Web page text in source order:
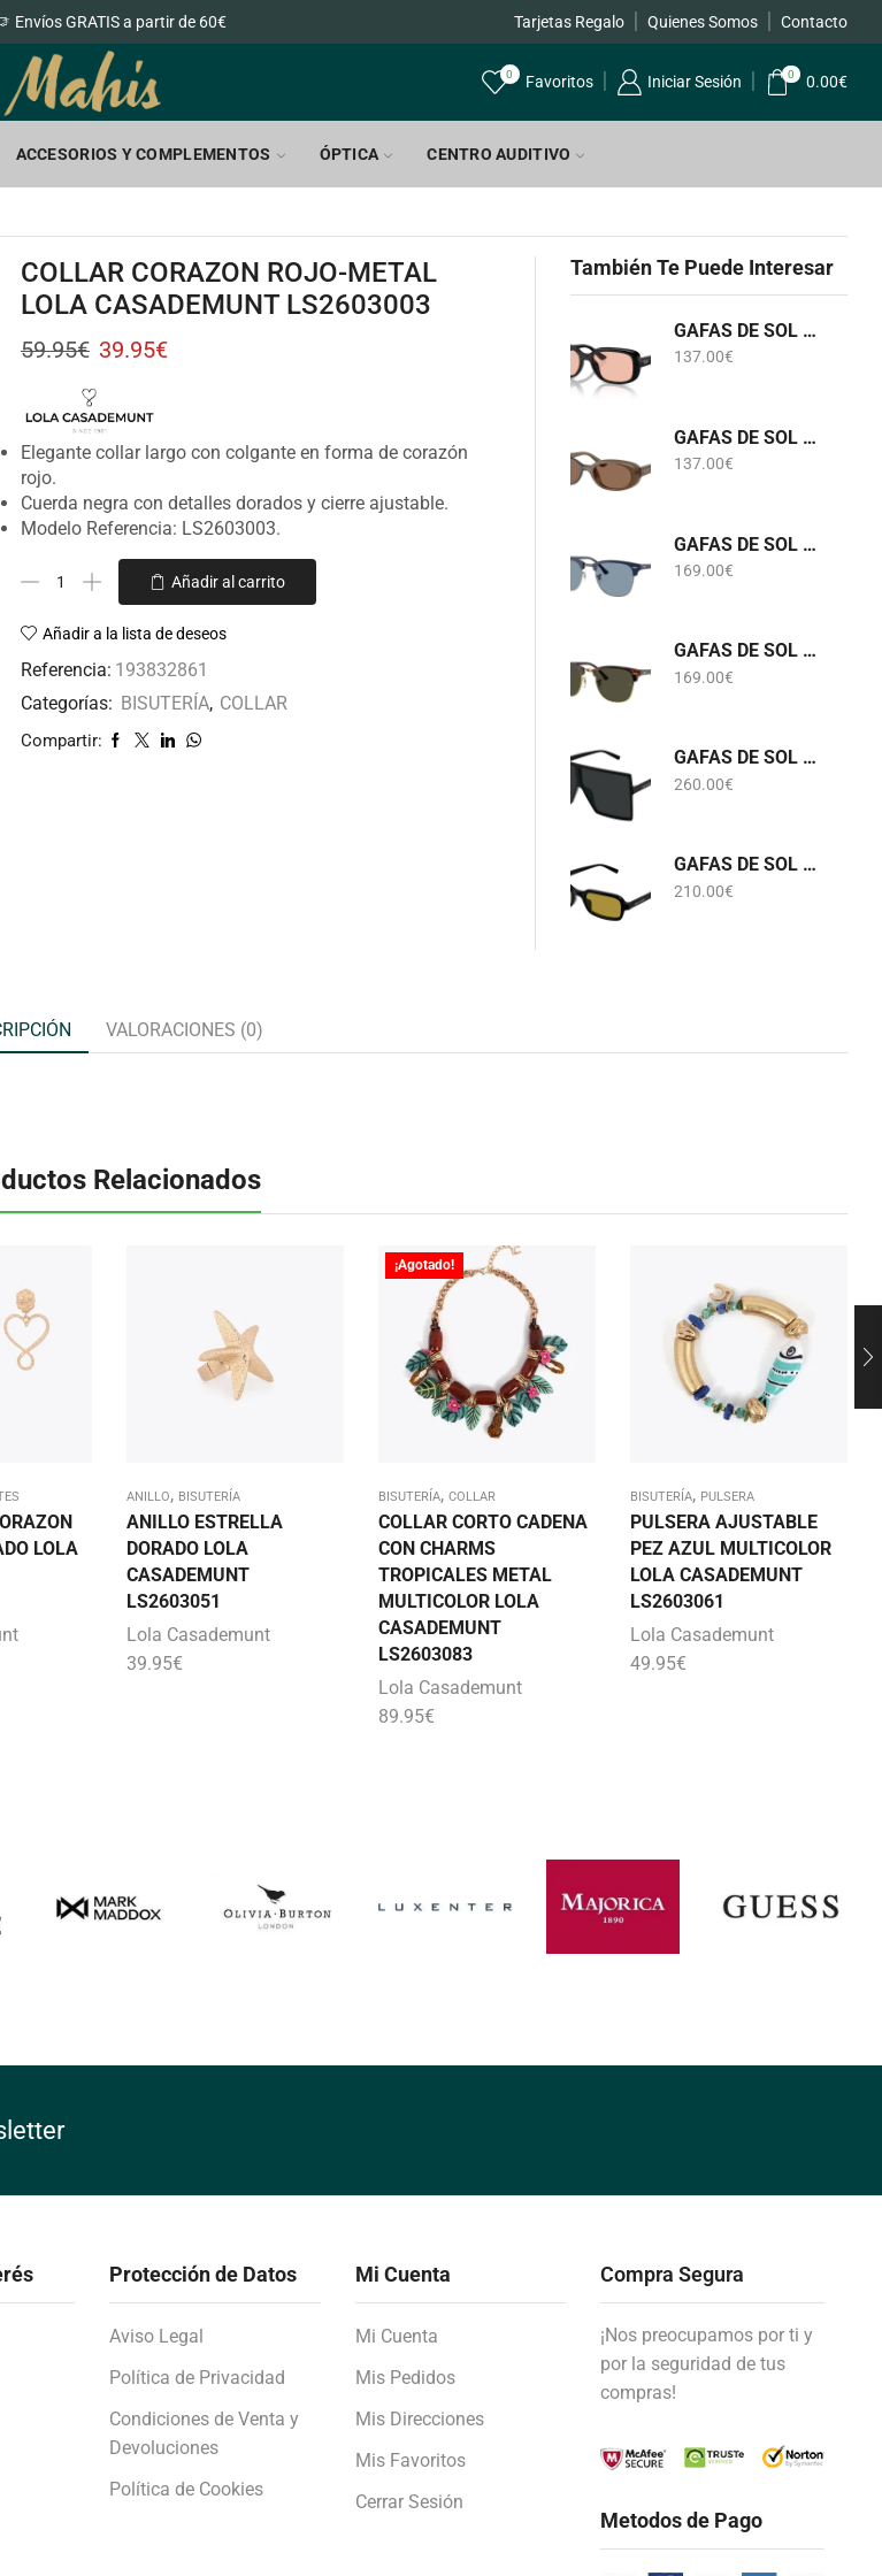
Envíos GRATIS a partir de 60€ Envíos GRATIS a
Tarjetas Regalo Quienes Somos Contacto
0 Favoritos Iniciar Sesión 0 0.00€
ACCESORIOS Y COMPLEMENTOS ÓPTICA CENTRO AUDITIVO
COLLAR CORAZON ROJO-METAL
LOLA CASADEMUNT LS2603003
59.95€ 39.95€
Elegante collar largo con colgante en forma de corazón
rojo.
Cuerda negra con detalles dorados y cierre ajustable.
Modelo Referencia: LS2603003.
Añadir al carrito
Añadir a la lista de deseos
Referencia: 193832861
Categorías: BISUTERÍA, COLLAR
Compartir:
También Te Puede Interesar
GAFAS DE SOL RB 4421D 6677/84 RAY-BAN
137.00€
GAFAS DE SOL RB 4441D 6779/73 RAY-BAN
137.00€
GAFAS DE SOL RB 3016 CLUBMASTER 6879/56 RAY-BAN
169.00€
GAFAS DE SOL RB 3016 CLUBMASTER W0366 RAY-BAN
169.00€
GAFAS DE SOL SL 909 BETTY S 001 SAINT LAURENT
260.00€
GAFAS DE SOL SL 908 002 SAINT LAURENT
210.00€
VALORACIONES (0)
Relacionados
LOLA
ANILLO, BISUTERÍA
ANILLO ESTRELLA
DORADO LOLA
CASADEMUNT
LS2603051
Lola Casademunt
39.95€
¡Agotado!
BISUTERÍA, COLLAR
COLLAR CORTO CADENA
CON CHARMS
TROPICALES METAL
MULTICOLOR LOLA
CASADEMUNT
LS2603083
Lola Casademunt
89.95€
BISUTERÍA, PULSERA
PULSERA AJUSTABLE
PEZ AZUL MULTICOLOR
LOLA CASADEMUNT
LS2603061
Lola Casademunt
49.95€
Protección de Datos
Aviso Legal
Política de Privacidad
Condiciones de Venta y
Devoluciones
Política de Cookies
Mi Cuenta
Mi Cuenta
Mis Pedidos
Mis Direcciones
Mis Favoritos
Cerrar Sesión
Compra Segura
¡Nos preocupamos por ti y
por la seguridad de tus
compras!
Metodos de Pago